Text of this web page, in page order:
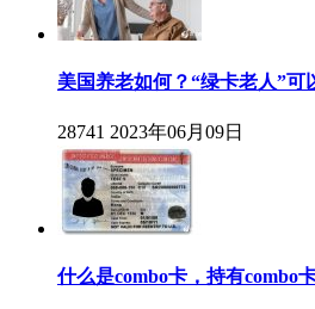
美国养老如何？“绿卡老人”可
28741 2023年06月09日
什么是combo卡，持有combo